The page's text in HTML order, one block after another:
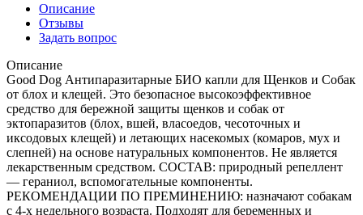
Описание
Отзывы
Задать вопрос
Описание
Good Dog Антипаразитарные БИО капли для Щенков и Собак
от блох и клещей. Это безопасное высокоэффективное
средство для бережной защиты щенков и собак от
эктопаразитов (блох, вшей, власоедов, чесоточных и
иксодовых клещей) и летающих насекомых (комаров, мух и
слепней) на основе натуральных компонентов. Не является
лекарственным средством. СОСТАВ: природный репеллент
— гераниол, вспомогательные компоненты.
РЕКОМЕНДАЦИИ ПО ПРЕМИНЕНИЮ: назначают собакам
с 4-х недельного возраста. Подходят для беременных и